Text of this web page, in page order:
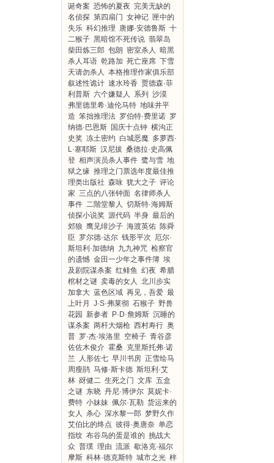
诞奇案 恐怖的夏夜 完美无缺的
名侦探 第四扇门 女神记 匣中的
失乐 科幻推理 唐娜·安德鲁斯 十
二猴子 黑暗馆不死传说 翡翠岛
柴田炼三郎 包朗 密室杀人 暗黑
杀人耳语 乾路加 死亡座席 下雪
天请勿杀人 本格推理作家俱乐部
叙述性诡计 速水玲香 贾德森·菲
利普斯 六个嫌疑人 系列
沙漠
弗里德里希·迪伦马特 地味井平
造 笨拙推理法 罗伯特·费里诺 罗
纳德·巴恩斯 国庆十点钟 横沟正
史奖 冻土密约 白城恶魔 多萝西·
L·塞耶斯 汉尼拔 桑德拉·史高佩
登 相声演员杀人事件 鹭与雪 地
狱之缘 推理之门票选年度最佳推
理类出版社 森咏 犹大之子 评论
家 三点的八张钟面 名律师杀人
事件 二階堂黎人 切斯特·海姆斯
侦探小说奖 源代码 半身 最后的
郊狼 鹰见绯沙子 海渡英佑 陈舜
臣 罗尔德·达尔 钱形平次 厄尔·
斯坦利·加德纳 九九神咒 检察官
的遗憾 金田一少年之事件簿 埃
及剧院谋杀案 红鲱鱼 幻夜 希腊
棺材之谜 卖毒的女人 北川步实
加拿大 蓝色区域 再见，吾爱 最
上叶月
J·S·弗莱彻 石猴子 野兽
花园
新参者 P·D·詹姆斯 沉睡的
谋杀案 两杆大烟枪 西村寿行 奥
普 罗·杰·埃洛里 空椅子 青谷彦
佐佐木俊介 霍桑 克里斯托弗·诺
兰
人形佐七 早川书房 正雪绘马
周瘦鹃 马修·斯卡德 斯坦利·艾
林 谺健二 生死之门 文库 五盒
之谜 东晓 丹尼·博伊尔 莫妮卡·
费特 小妹妹 佩尔·瓦勒 货运来的
女人 杀心 深水黎一郎 梦野久作
艾伯比的终点 彼得·奥唐奈 单恋
指纹 布谷鸟的蛋是谁的 挑战大
众 普璞 理由 流派 歇洛克·福尔
摩斯 科林·德克斯特 城市之光 梓